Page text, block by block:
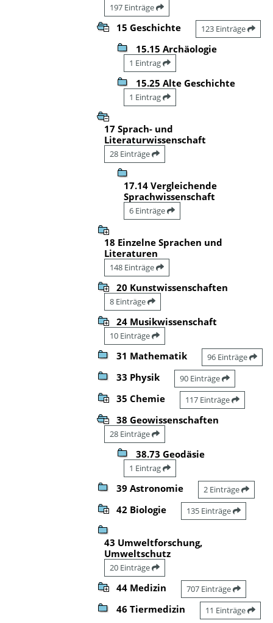
197 Einträge
15 Geschichte 123 Einträge
15.15 Archäologie
1 Eintrag
15.25 Alte Geschichte
1 Eintrag
17 Sprach- und
Literaturwissenschaft
28 Einträge
17.14 Vergleichende
Sprachwissenschaft
6 Einträge
18 Einzelne Sprachen und
Literaturen
148 Einträge
20 Kunstwissenschaften
8 Einträge
24 Musikwissenschaft
10 Einträge
31 Mathematik 96 Einträge
33 Physik 90 Einträge
35 Chemie 117 Einträge
38 Geowissenschaften
28 Einträge
38.73 Geodäsie
1 Eintrag
39 Astronomie 2 Einträge
42 Biologie 135 Einträge
43 Umweltforschung,
Umweltschutz
20 Einträge
44 Medizin 707 Einträge
46 Tiermedizin 11 Einträge